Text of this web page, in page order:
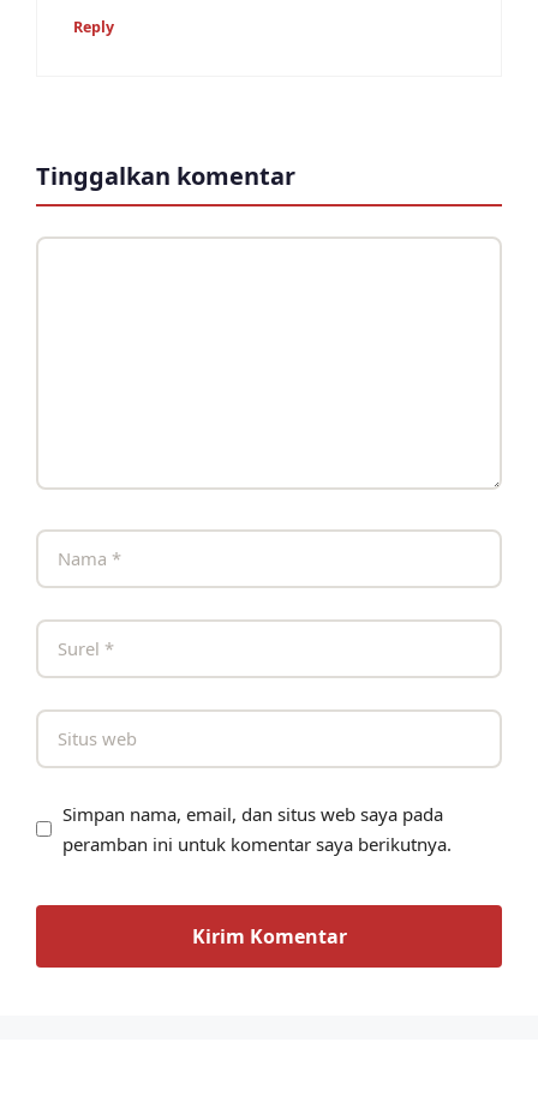
Reply
Tinggalkan komentar
Komentar
Nama
Surel
Situs
Simpan nama, email, dan situs web saya pada
peramban ini untuk komentar saya berikutnya.